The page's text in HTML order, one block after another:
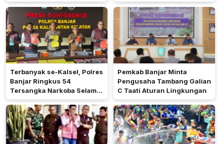
Pinang
Terbanyak se-Kalsel, Polres
Banjar Ringkus 54
Tersangka Narkoba Selama
Operasi Antik 2026
Pemkab Banjar Minta
Pengusaha Tambang Galian
C Taati Aturan Lingkungan